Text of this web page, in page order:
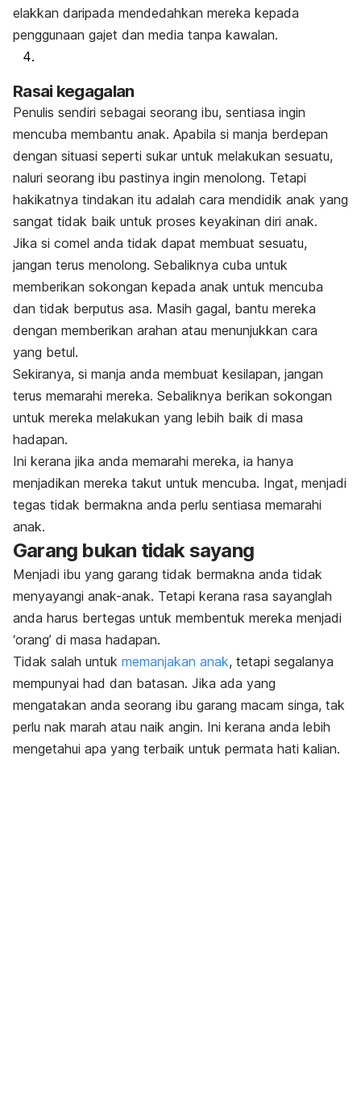
elakkan daripada mendedahkan mereka kepada
penggunaan gajet dan media tanpa kawalan.
Rasai kegagalan
Penulis sendiri sebagai seorang ibu, sentiasa ingin
mencuba membantu anak. Apabila si manja berdepan
dengan situasi seperti sukar untuk melakukan sesuatu,
naluri seorang ibu pastinya ingin menolong. Tetapi
hakikatnya tindakan itu adalah cara mendidik anak yang
sangat tidak baik untuk proses keyakinan diri anak.
Jika si comel anda tidak dapat membuat sesuatu,
jangan terus menolong. Sebaliknya cuba untuk
memberikan sokongan kepada anak untuk mencuba
dan tidak berputus asa. Masih gagal, bantu mereka
dengan memberikan arahan atau menunjukkan cara
yang betul.
Sekiranya, si manja anda membuat kesilapan, jangan
terus memarahi mereka. Sebaliknya berikan sokongan
untuk mereka melakukan yang lebih baik di masa
hadapan.
Ini kerana jika anda memarahi mereka, ia hanya
menjadikan mereka takut untuk mencuba. Ingat, menjadi
tegas tidak bermakna anda perlu sentiasa memarahi
anak.
Garang bukan tidak sayang
Menjadi ibu yang garang tidak bermakna anda tidak
menyayangi anak-anak. Tetapi kerana rasa sayanglah
anda harus bertegas untuk membentuk mereka menjadi
‘orang’ di masa hadapan.
Tidak salah untuk memanjakan anak, tetapi segalanya
mempunyai had dan batasan. Jika ada yang
mengatakan anda seorang ibu garang macam singa, tak
perlu nak marah atau naik angin. Ini kerana anda lebih
mengetahui apa yang terbaik untuk permata hati kalian.